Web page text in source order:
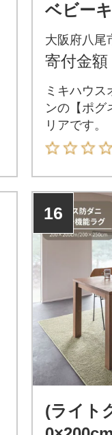
ベビー
コール
大阪府八尾
寄付金額
ミキハウス
ンの【ポ
リアです。
16
(ライト